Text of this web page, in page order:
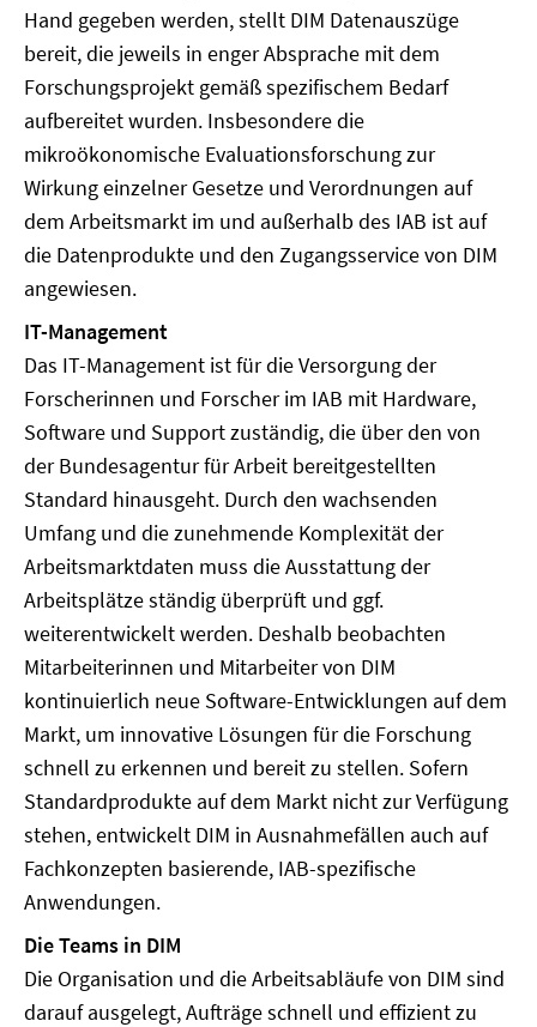
Hand gegeben werden, stellt DIM Datenauszüge
bereit, die jeweils in enger Absprache mit dem
Forschungsprojekt gemäß spezifischem Bedarf
aufbereitet wurden. Insbesondere die
mikroökonomische Evaluationsforschung zur
Wirkung einzelner Gesetze und Verordnungen auf
dem Arbeitsmarkt im und außerhalb des IAB ist auf
die Datenprodukte und den Zugangsservice von DIM
angewiesen.
IT-Management
Das IT-Management ist für die Versorgung der
Forscherinnen und Forscher im IAB mit Hardware,
Software und Support zuständig, die über den von
der Bundesagentur für Arbeit bereitgestellten
Standard hinausgeht. Durch den wachsenden
Umfang und die zunehmende Komplexität der
Arbeitsmarktdaten muss die Ausstattung der
Arbeitsplätze ständig überprüft und ggf.
weiterentwickelt werden. Deshalb beobachten
Mitarbeiterinnen und Mitarbeiter von DIM
kontinuierlich neue Software-Entwicklungen auf dem
Markt, um innovative Lösungen für die Forschung
schnell zu erkennen und bereit zu stellen. Sofern
Standardprodukte auf dem Markt nicht zur Verfügung
stehen, entwickelt DIM in Ausnahmefällen auch auf
Fachkonzepten basierende, IAB-spezifische
Anwendungen.
Die Teams in DIM
Die Organisation und die Arbeitsabläufe von DIM sind
darauf ausgelegt, Aufträge schnell und effizient zu